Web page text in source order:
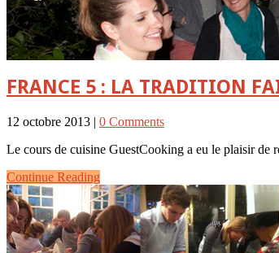
FRANCE 5 : LA TRADITION
12 octobre 2013 | 0 Comments
Le cours de cuisine GuestCooking a eu le plaisir
Continue Reading